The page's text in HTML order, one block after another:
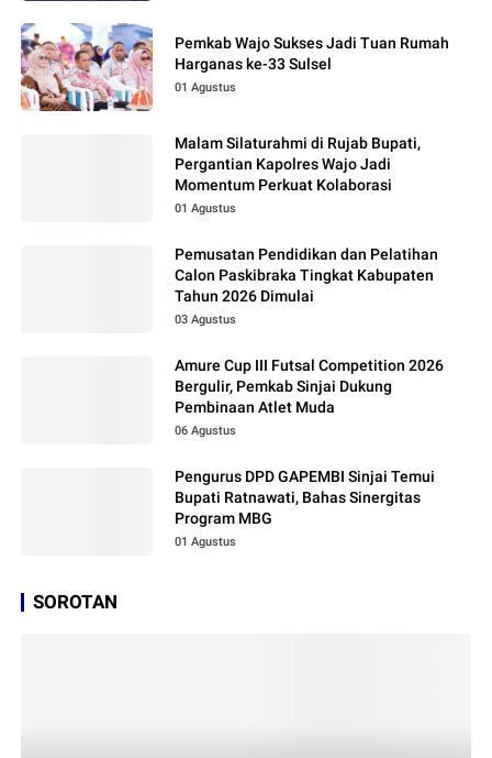
Pemkab Wajo Sukses Jadi Tuan Rumah
Harganas ke-33 Sulsel
01 Agustus
Malam Silaturahmi di Rujab Bupati,
Pergantian Kapolres Wajo Jadi
Momentum Perkuat Kolaborasi
01 Agustus
Pemusatan Pendidikan dan Pelatihan
Calon Paskibraka Tingkat Kabupaten
Tahun 2026 Dimulai
03 Agustus
Amure Cup III Futsal Competition 2026
Bergulir, Pemkab Sinjai Dukung
Pembinaan Atlet Muda
06 Agustus
Pengurus DPD GAPEMBI Sinjai Temui
Bupati Ratnawati, Bahas Sinergitas
Program MBG
01 Agustus
SOROTAN